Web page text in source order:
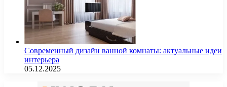
Современный дизайн ванной комнаты: актуальные идеи
интерьера
05.12.2025